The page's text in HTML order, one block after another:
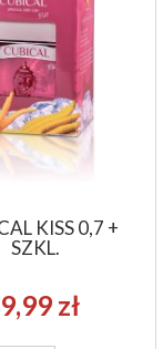
KISS 0,7 +
SZKL.
zł